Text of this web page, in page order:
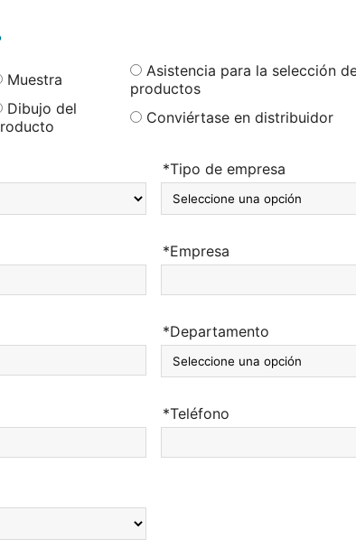
Muestra
Asistencia para la selección
productos
Dibujo del
Conviértase en distribuidor
*Tipo de empresa
*Empresa
*Departamento
*Teléfono